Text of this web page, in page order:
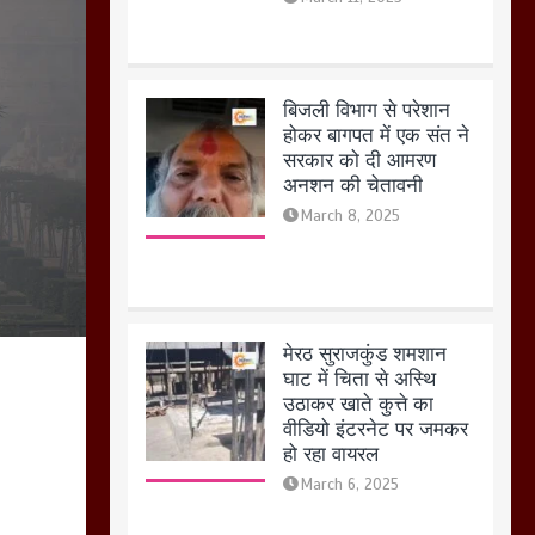
मेरठ सुराजकुंड शमशान
घाट में चिता से अस्थि
उठाकर खाते कुत्ते का
वीडियो इंटरनेट पर जमकर
होलिका रखने पर लात मार
कर होलिका को किया तहस
नहस,मोहल्ले वालों के साथ
की गई गाली गलोच ,कहा
अगर रखी गई होली तो होगा